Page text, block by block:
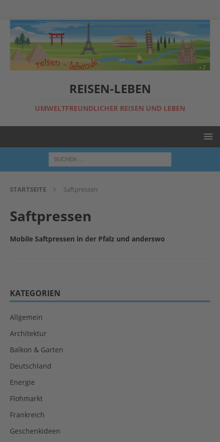
REISEN-LEBEN
UMWELTFREUNDLICHER REISEN UND LEBEN
STARTSEITE Saftpressen
Saftpressen
Mobile Saftpressen in der Pfalz und anderswo
KATEGORIEN
Allgemein
Architektur
Balkon & Garten
Deutschland
Energie
Flohmarkt
Frankreich
Geschenkideen